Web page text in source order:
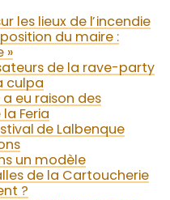
les lieux de l’incendie
du maire :
»
de la rave-party
culpa
a eu raison des
Feria
de Lalbenque
un modèle
de la Cartoucherie
?